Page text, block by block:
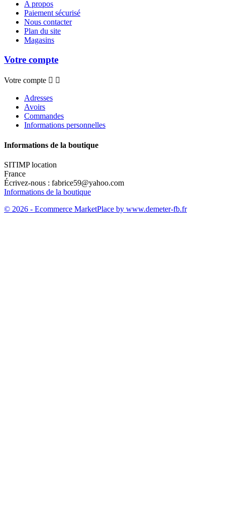
A propos
Paiement sécurisé
Nous contacter
Plan du site
Magasins
Votre compte
Votre compte  
Adresses
Avoirs
Commandes
Informations personnelles
Informations de la boutique
SITIMP location
France
Écrivez-nous : fabrice59@yahoo.com
Informations de la boutique
© 2026 - Ecommerce MarketPlace by www.demeter-fb.fr